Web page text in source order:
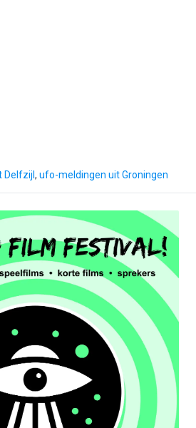
, ufo-meldingen uit Groningen